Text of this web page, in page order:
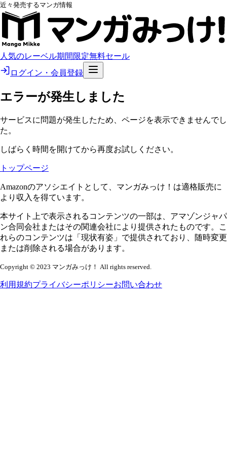
近々発売するマンガ情報
人気のレーベル期間限定無料セール
ログイン・会員登録
エラーが発生しました
サービスに問題が発生したため、ページを表示できませんでし
た。
しばらく時間を開けてから再度お試しください。
トップページ
Amazonのアソシエイトとして、マンガみっけ！は適格販売に
より収入を得ています。
本サイト上で表示されるコンテンツの一部は、アマゾンジャパ
ン合同会社またはその関連会社により提供されたものです。こ
れらのコンテンツは「現状有姿」で提供されており、随時変更
または削除される場合があります。
Copyright © 2023 マンガみっけ！ All rights reserved.
利用規約プライバシーポリシーお問い合わせ